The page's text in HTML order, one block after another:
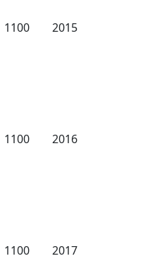
1100 2015
1100 2016
1100 2017